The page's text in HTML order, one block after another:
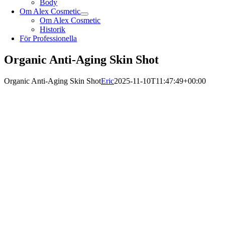
Body
Om Alex Cosmetic
Om Alex Cosmetic
Historik
För Professionella
Organic Anti-Aging Skin Shot
Organic Anti-Aging Skin ShotEric2025-11-10T11:47:49+00:00